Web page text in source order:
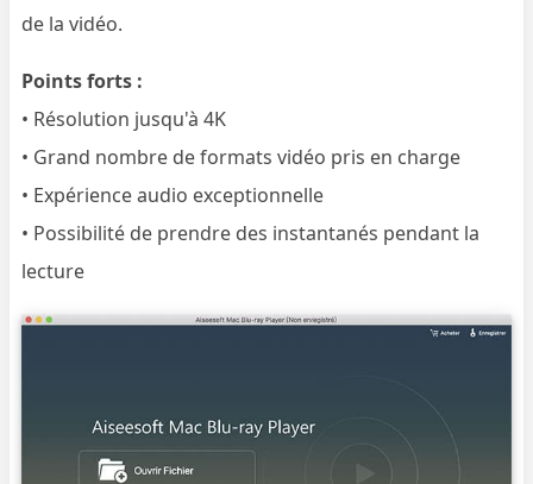
de la vidéo.
Points forts :
• Résolution jusqu'à 4K
• Grand nombre de formats vidéo pris en charge
• Expérience audio exceptionnelle
• Possibilité de prendre des instantanés pendant la
lecture